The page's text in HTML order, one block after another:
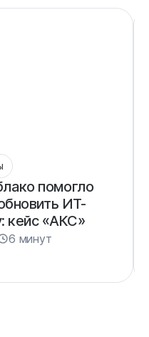
помогло
ИТ-
кейс «АКС»
6 минут